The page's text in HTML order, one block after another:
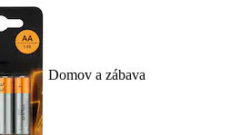
Domov a zábava